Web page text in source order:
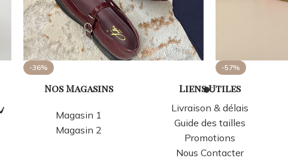
-36% -57%
Nos Magasins
Magasin 1
Magasin 2
Liens Utiles
Livraison & délais
Guide des tailles
Promotions
Nous Contacter